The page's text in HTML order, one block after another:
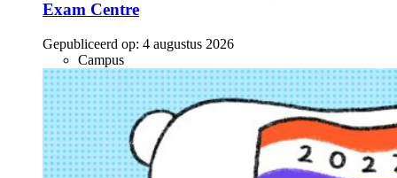
Exam Centre
Gepubliceerd op: 4 augustus 2026
Campus